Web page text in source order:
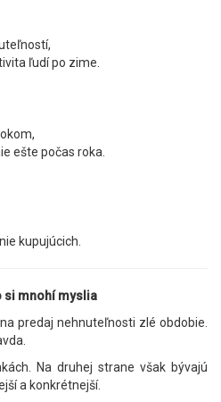
ľudí po zime.
ešte počas roka.
kupujúcich.
si mnohí myslia
predaj nehnuteľnosti zlé obdobie.
Na druhej strane však bývajú
a konkrétnejší.